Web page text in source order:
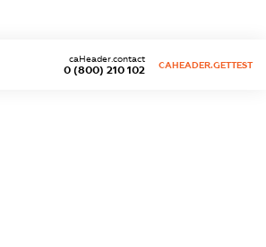
0 (800) 210 102
caHeader.contact
CAHEADER.GETTEST